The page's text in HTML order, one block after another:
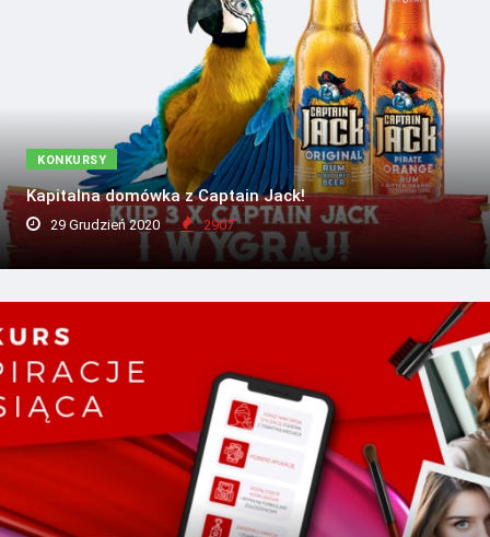
KONKURSY
Kapitalna domówka z Captain Jack!
29 Grudzień 2020 2907